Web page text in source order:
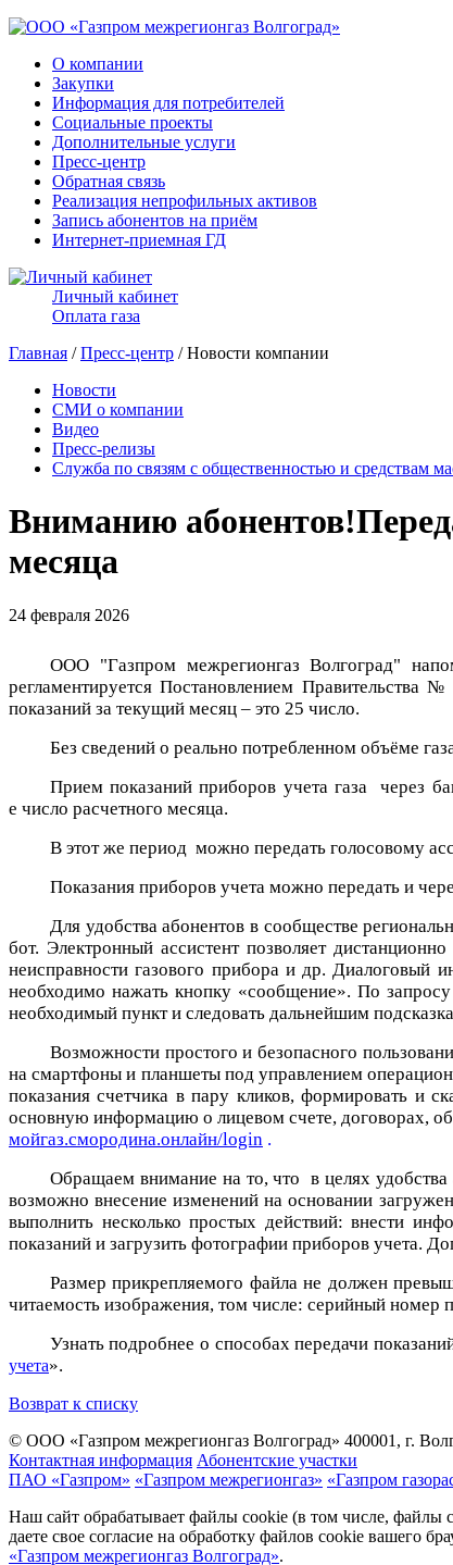
О компании
Закупки
Информация для потребителей
Социальные проекты
Дополнительные услуги
Пресс-центр
Обратная связь
Реализация непрофильных активов
Запись абонентов на приём
Интернет-приемная ГД
Личный кабинет
Оплата газа
Главная /Пресс-центр / Новости компании
Новости
СМИ о компании
Видео
Пресс-релизы
Служба по связям с общественностью и средствам
Вниманию
месяца
24 февраля 2026
ООО "Газпром межрегионгаз Волгоград"
регламентируется Постановлением Правительства
показаний за текущий месяц – это 25 число.
Без сведений о реально потребленном объёме
Прием показаний приборов учета газа через
е число расчетного месяца.
В этот же период можно передать голосовому
Показания приборов учета можно передать и
Для удобства абонентов в сообществе
бот. Электронный ассистент позволяет
неисправности газового прибора и др. Диалоговый
необходимо нажать кнопку «сообщение». По
необходимый пункт и следовать дальнейшим
Возможности простого и безопасного
на смартфоны и планшеты под управлением
показания счетчика в пару кликов, формировать и
основную информацию о лицевом счете, договорах,
мойгаз.смородина.онлайн/login .
Обращаем внимание на то, что в целях удобства
возможно внесение изменений на основании
выполнить несколько простых действий: внести
показаний и загрузить фотографии приборов учета.
Размер прикрепляемого файла не должен
читаемость изображения, том числе: серийный номер
Узнать подробнее о способах передачи
учета».
Возврат к списку
© ООО «Газпром межрегионгаз Волгоград» 400001, г.
Контактная информация Абонентские участки
ПАО «Газпром» «Газпром межрегионгаз» «Газпром
Наш сайт обрабатывает файлы cookie (в том числе, файлы
даете свое согласие на обработку файлов cookie вашего
«Газпром межрегионгаз Волгоград».